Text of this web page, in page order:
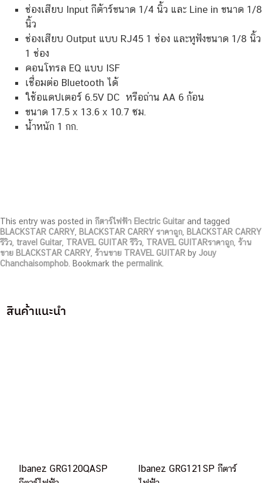
ช่องเสียบ Input กีต้าร์ขนาด 1/4 นิ้ว และ Line in ขนาด 1/8
นิ้ว
ช่องเสียบ Output แบบ RJ45 1 ช่อง และหูฟังขนาด 1/8 นิ้ว
1 ช่อง
คอนโทรล EQ แบบ ISF
เชื่อมต่อ Bluetooth ได้
ใช้อแดปเตอร์ 6.5V DC หรือถ่าน AA 6 ก้อน
ขนาด 17.5 x 13.6 x 10.7 ซม.
น้ำหนัก 1 กก.
This entry was posted in กีตาร์ไฟฟ้า Electric Guitar and tagged
BLACKSTAR CARRY BLACKSTAR CARRY ราคาถูก BLACKSTAR CARRY
รีวิว travel Guitar TRAVEL GUITAR รีวิว TRAVEL GUITARราคาถูก ร้าน
ขาย BLACKSTAR CARRY ร้านขาย TRAVEL GUITAR by Jouy
Chanchaisomphob . Bookmark the permalink
สินค้าแนะนำ
Ibanez GRG120QASP
Ibanez GRG121SP กีตาร์